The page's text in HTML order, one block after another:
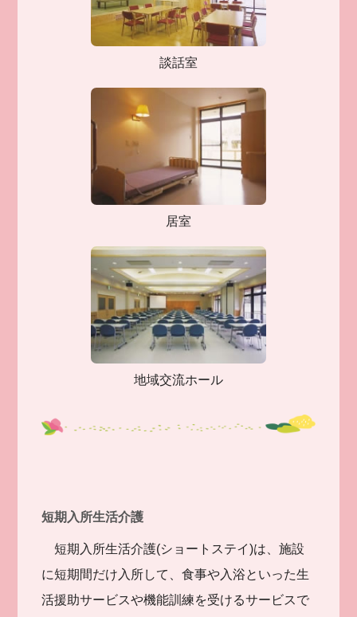
談話室
居室
地域交流ホール
短期入所生活介護
短期入所生活介護(ショートステイ)は、施設
に短期間だけ入所して、食事や入浴といった生
活援助サービスや機能訓練を受けるサービスで